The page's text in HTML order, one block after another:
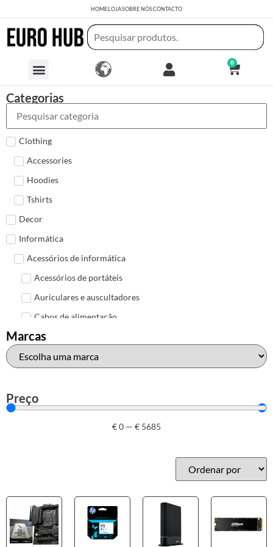
HOMELOJASOBRE NÓSCONTACTO
0
Categorias
Clothing
Accessories
Hoodies
Tshirts
Decor
Informática
Acessórios de informática
Acessórios de portáteis
Auriculares e auscultadores
Cabos de alimentação
Colunas de Som
Hubs
Mais acessórios USB
HP
Outros acessórios de informática
Marcas
Preço
€0 — € 5685